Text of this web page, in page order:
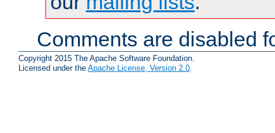
Comments are disabled
Copyright 2015 The Apache Software Foundation.
Licensed under the Apache License, Version 2.0